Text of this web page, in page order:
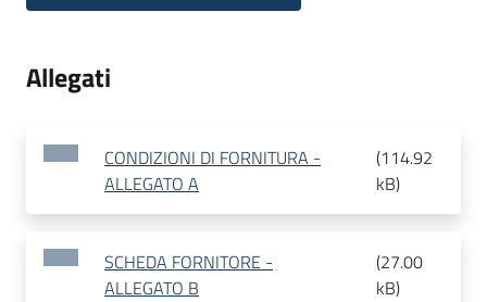
Allegati
CONDIZIONI DI FORNITURA -
ALLEGATO A
(114.92
kB)
SCHEDA FORNITORE -
ALLEGATO B
(27.00
kB)